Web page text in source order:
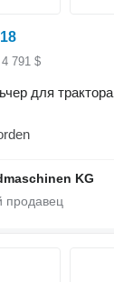
791 $
для трактора
KG